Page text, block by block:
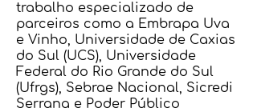
trabalho especializado de
parceiros como a Embrapa Uva
e Vinho, Universidade de Caxias
do Sul (UCS), Universidade
Federal do Rio Grande do Sul
(Ufrgs), Sebrae Nacional, Sicredi
Serrana e Poder Público